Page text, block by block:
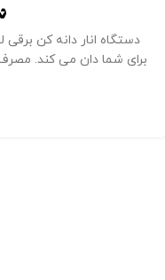
دستگاه انار دانه کن برقی
برای شما دان می کند.